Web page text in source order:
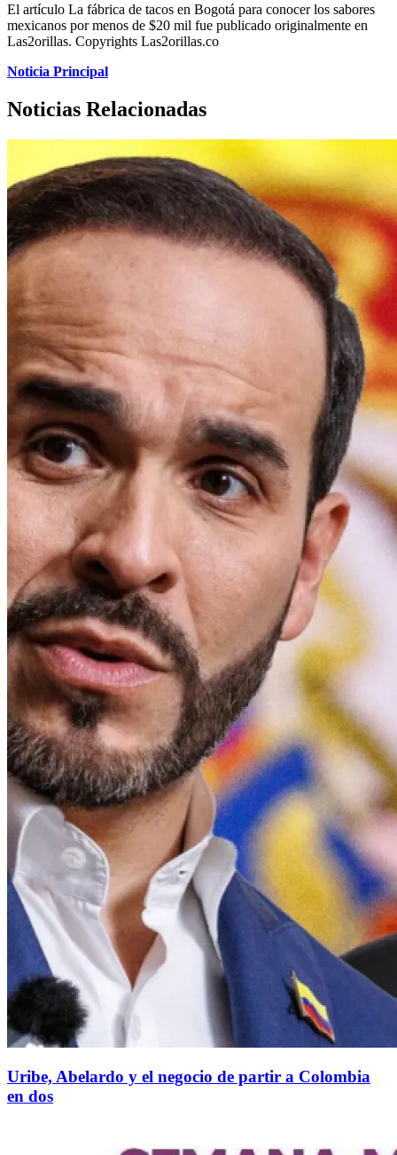
El artículo La fábrica de tacos en Bogotá para conocer los sabores
mexicanos por menos de $20 mil fue publicado originalmente en
Las2orillas. Copyrights Las2orillas.co
Noticia Principal
Noticias Relacionadas
Uribe, Abelardo y el negocio de partir a Colombia
en dos